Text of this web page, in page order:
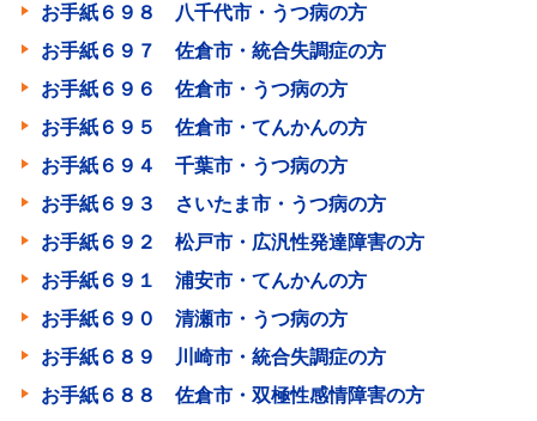
お手紙６９８ 八千代市・うつ病の方
お手紙６９７ 佐倉市・統合失調症の方
お手紙６９６ 佐倉市・うつ病の方
お手紙６９５ 佐倉市・てんかんの方
お手紙６９４ 千葉市・うつ病の方
お手紙６９３ さいたま市・うつ病の方
お手紙６９２ 松戸市・広汎性発達障害の方
お手紙６９１ 浦安市・てんかんの方
お手紙６９０ 清瀬市・うつ病の方
お手紙６８９ 川崎市・統合失調症の方
お手紙６８８ 佐倉市・双極性感情障害の方